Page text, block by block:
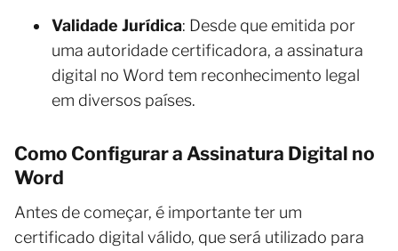
Validade Jurídica: Desde que emitida por
uma autoridade certificadora, a assinatura
digital no Word tem reconhecimento legal
em diversos países.
Como Configurar a Assinatura Digital no
Word
Antes de começar, é importante ter um
certificado digital válido, que será utilizado para